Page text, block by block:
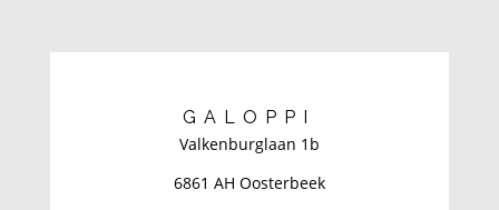
GALOPPI
Valkenburglaan 1b
6861 AH Oosterbeek